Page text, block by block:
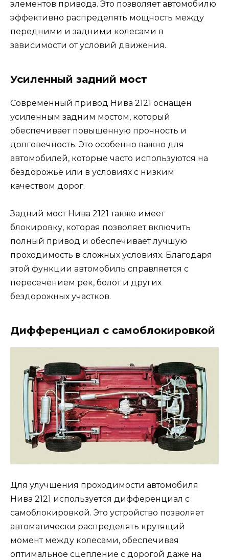
элементов привода. Это позволяет автомобилю
эффективно распределять мощность между
передними и задними колесами в
зависимости от условий движения.
Усиленный задний мост
Современный привод Нива 2121 оснащен
усиленным задним мостом, который
обеспечивает повышенную прочность и
долговечность. Это особенно важно для
автомобилей, которые часто используются на
бездорожье или в условиях с низким
качеством дорог.
Задний мост Нива 2121 также имеет
блокировку, которая позволяет включить
полный привод и обеспечивает лучшую
проходимость в сложных условиях. Благодаря
этой функции автомобиль справляется с
пересечением рек, болот и других
бездорожных участков.
Дифференциал с самоблокировкой
Для улучшения проходимости автомобиля
Нива 2121 используется дифференциал с
самоблокировкой. Это устройство позволяет
автоматически распределять крутящий
момент между колесами, обеспечивая
оптимальное сцепление с дорогой даже на